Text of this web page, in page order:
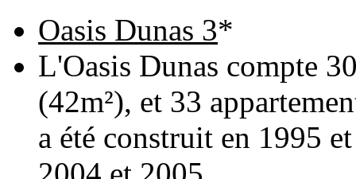
Oasis Dunas 3*
L'Oasis Dunas compte
(42m²), et 33
a été construit en 1995